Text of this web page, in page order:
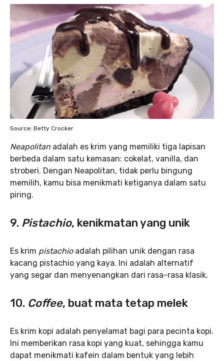
Source: Betty Crocker
Neapolitan adalah es krim yang memiliki tiga lapisan
berbeda dalam satu kemasan: cokelat, vanilla, dan
stroberi. Dengan Neapolitan, tidak perlu bingung
memilih, kamu bisa menikmati ketiganya dalam satu
piring.
9. Pistachio, kenikmatan yang unik
Es krim pistachioadalah pilihan unik dengan rasa
kacang pistachio yang kaya. Ini adalah alternatif
yang segar dan menyenangkan dari rasa-rasa klasik.
10. Coffee, buat mata tetap melek
Es krim kopi adalah penyelamat bagi para pecinta kopi.
Ini memberikan rasa kopi yang kuat, sehingga kamu
dapat menikmati kafein dalam bentuk yang lebih